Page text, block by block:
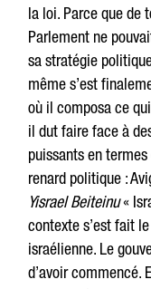
la loi. Parce que de
Parlement ne
sa stratégie
même s’est
où il composa ce
il dut faire face à
puissants en
renard politique :
Yisrael Beiteinu«
contexte s’est fait
israélienne. Le
d’avoir commencé.